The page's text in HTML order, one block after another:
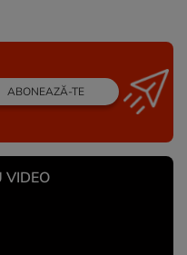
ABONEAZĂ-TE
VIDEO